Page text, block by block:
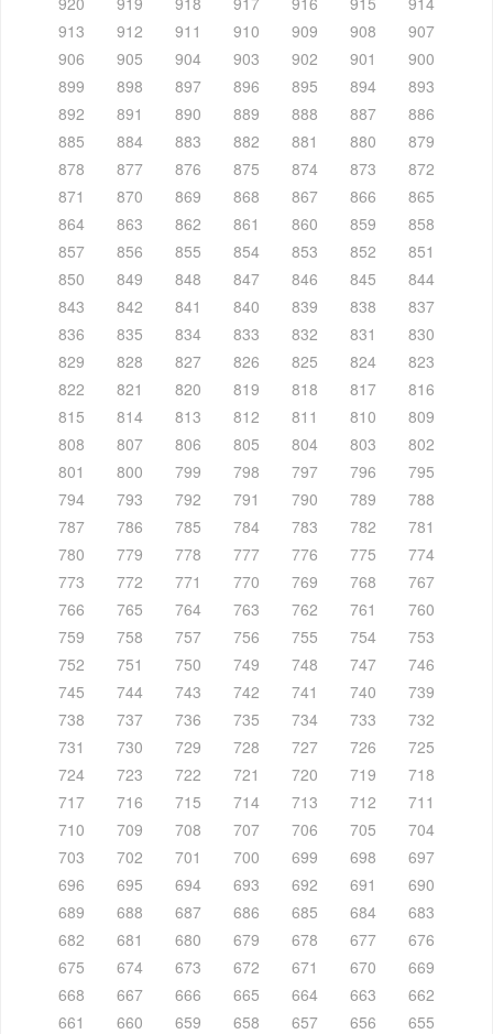
913
912 911 910 909 908
907
906
905 904 903 902 901
900
899
898 897 896 895 894
893
892
891 890 889 888 887
886
885
884 883 882 881 880
879
878
877 876 875 874 873
872
871
870 869 868 867 866
865
864
863 862 861 860 859
858
857
856 855 854 853 852
851
850
849 848 847 846 845
844
843
842 841 840 839 838
837
836
835 834 833 832 831
830
829
828 827 826 825 824
823
822
821 820 819 818 817
816
815
814 813 812 811 810
809
808
807 806 805 804 803
802
801
800 799 798 797 796
795
794
793 792 791 790 789
788
787
786 785 784 783 782
781
780
779 778 777 776 775
774
773
772 771 770 769 768
767
766
765 764 763 762 761
760
759
758 757 756 755 754
753
752
751 750 749 748 747
746
745
744 743 742 741 740
739
738
737 736 735 734 733
732
731
730 729 728 727 726
725
724
723 722 721 720 719
718
717
716 715 714 713 712
711
710
709 708 707 706 705
704
703
702 701 700 699 698
697
696
695 694 693 692 691
690
689
688 687 686 685 684
683
682
681 680 679 678 677
676
675
674 673 672 671 670
669
668
667 666 665 664 663
662
661
660 659 658 657 656
655